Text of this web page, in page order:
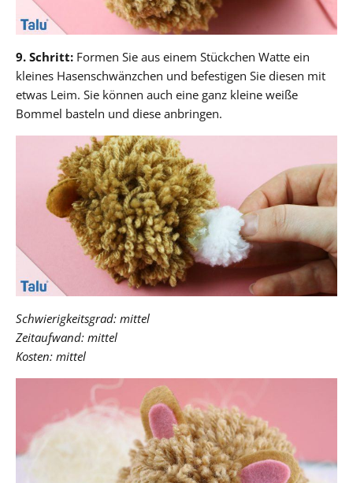
9. Schritt: Formen Sie aus einem Stückchen Watte ein
kleines Hasenschwänzchen und befestigen Sie diesen mit
etwas Leim. Sie können auch eine ganz kleine weiße
Bommel basteln und diese anbringen.
Schwierigkeitsgrad: mittel
Zeitaufwand: mittel
Kosten: mittel